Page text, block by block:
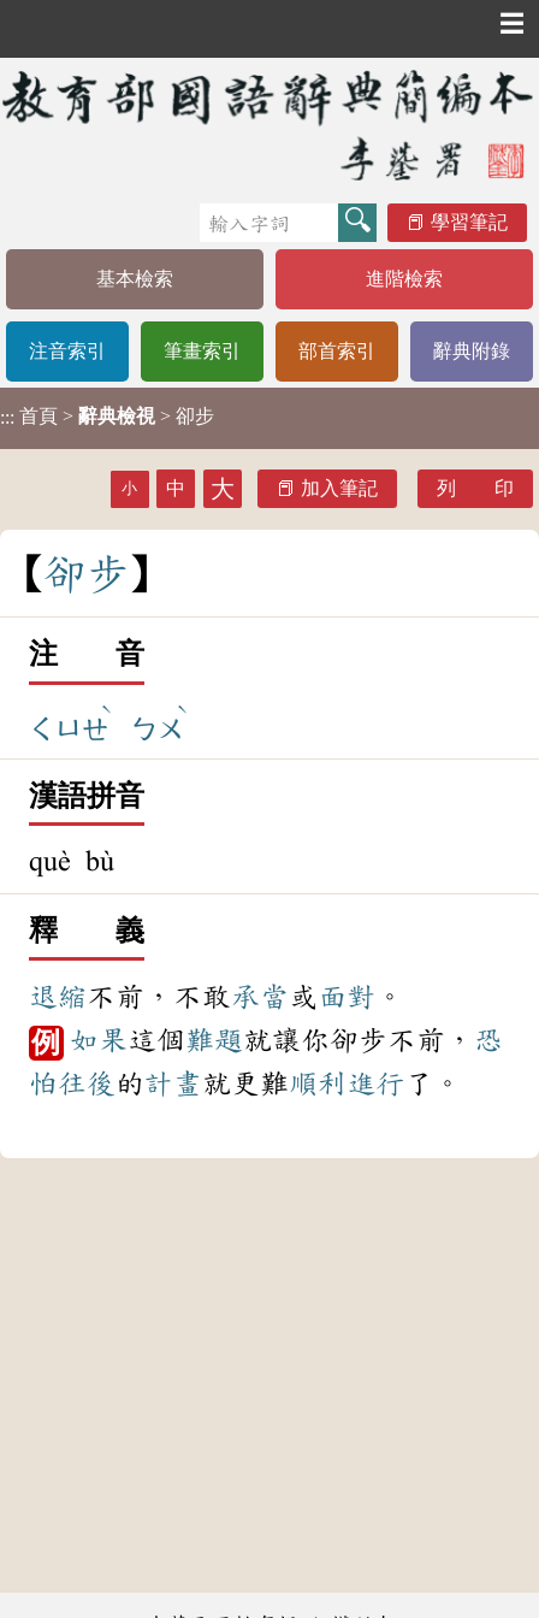
☰
學習筆記
基本檢索 進階檢索
注音索引 筆畫索引 部首索引 辭典附錄
::: 首頁 > 辭典檢視 > 卻步
小 中 大 加入筆記 列 印
卻步
注 音
ㄑㄩㄝ
ˋ
ㄅㄨ
ˋ
漢語拼音
què bù
釋 義
退縮不前，不敢承當 或 面對 。
例 如果這個難題就讓你卻步不前， 恐
怕往後 的計畫 就更難順利 進行 了。